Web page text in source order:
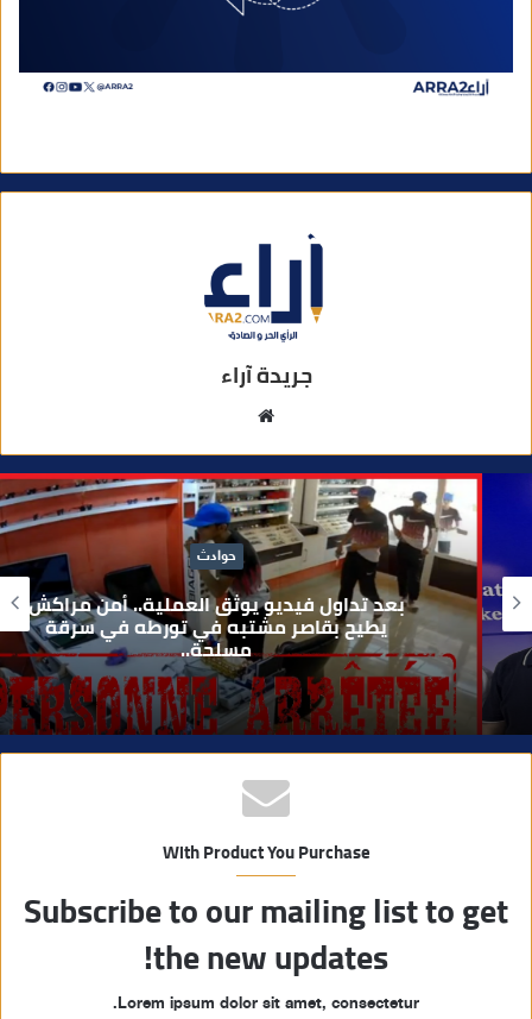
جريدة آراء
ق
ع
ا
ل
و
ي
ب
حوادث
بعد تداول فيديو يوثق العملية.. أمن مراكش
يطيح بقاصر مشتبه في تورطه في سرقة
مسلحة..
With Product You Purchase
Subscribe to our mailing list to get
the new updates!
Lorem ipsum dolor sit amet, consectetur.